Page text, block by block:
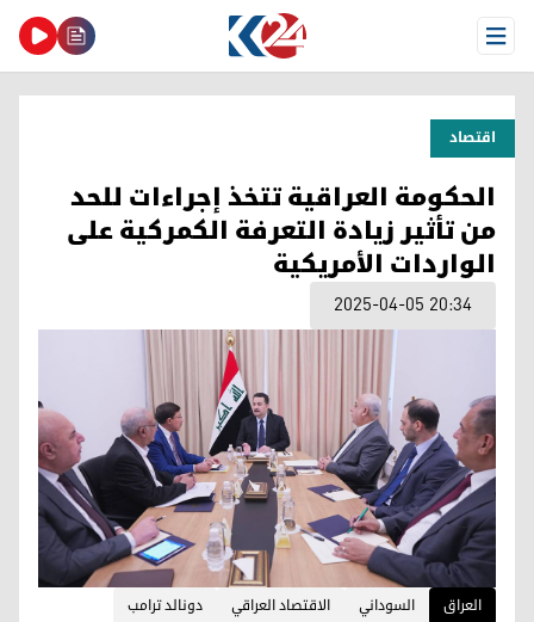
Open Menu
اقتصاد
الحكومة العراقية تتخذ إجراءات للحد
من تأثير زيادة التعرفة الكمركية على
الواردات الأمريكية
2025-04-05 20:34
العراق السوداني الاقتصاد العراقي دونالد ترامب